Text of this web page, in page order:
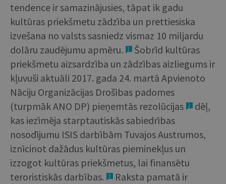
tendence ir samazinājusies, tāpat ik gadu
kultūras priekšmetu zādzība un prettiesiska
izvešana no valsts sasniedz vismaz 10 miljardu
dolāru zaudējumu apmēru.
1
Šobrīd kultūras
priekšmetu aizsardzība un zādzības aizliegums ir
kļuvuši aktuāli 2017. gada 24. martā Apvienoto
Nāciju Organizācijas Drošības padomes
(turpmāk ANO DP) pieņemtās rezolūcijas 2
dēļ,
kas iezīmēja starptautiskās sabiedrības
nosodījumu ISIS darbībām Tuvajos Austrumos,
iznīcinot dažādus kultūras pieminekļus un
izzogot kultūras priekšmetus, lai finansētu
teroristiskās darbības.
3
Raksta pamatā ir